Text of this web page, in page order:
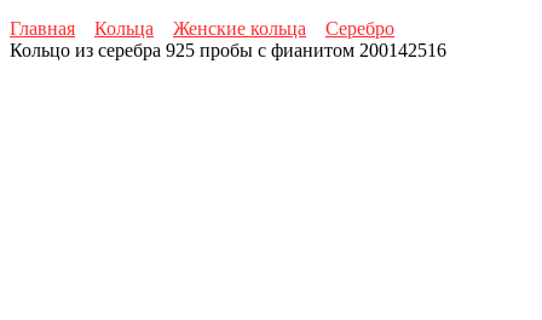
Главная
Кольца Женские кольца
Серебро
Кольцо из серебра 925 пробы с фианитом 200142516